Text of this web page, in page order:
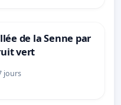
de la Senne par
vert
jours